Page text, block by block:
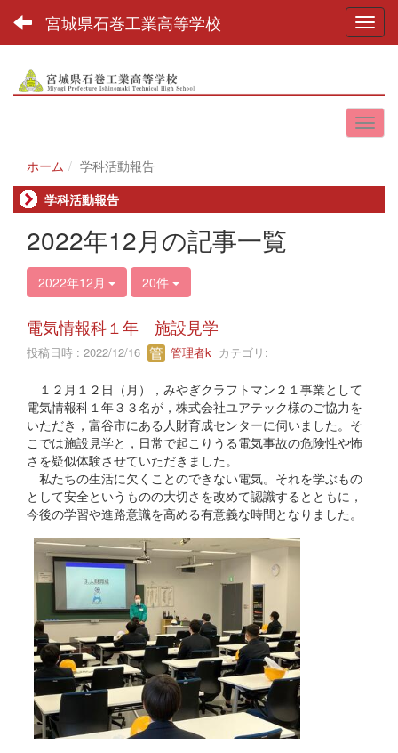
宮城県石巻工業高等学校
ホーム
学科活動報告
学科活動報告
2022年12月の記事一覧
2022年12月 20件
電気情報科１年 施設見学
投稿日時 : 2022/12/16 管理者k カテゴリ:
１２月１２日（月），みやぎクラフトマン２１事業として
電気情報科１年３３名が，株式会社ユアテック様のご協力を
いただき，富谷市にある人財育成センターに伺いました。そ
こでは施設見学と，日常で起こりうる電気事故の危険性や怖
さを疑似体験させていただきました。
私たちの生活に欠くことのできない電気。それを学ぶもの
として安全というものの大切さを改めて認識するとともに，
今後の学習や進路意識を高める有意義な時間となりました。